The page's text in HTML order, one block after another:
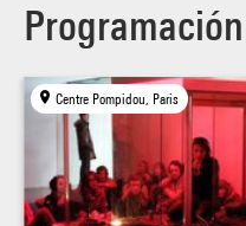
sur Aligre FM et 4 autres
. Voir le site de Black Sifichi
Centre Pompidou, Paris